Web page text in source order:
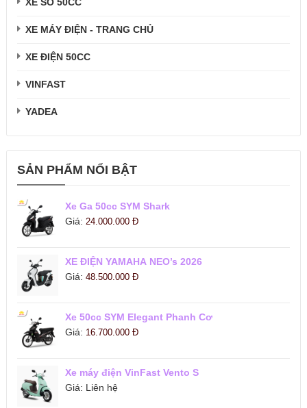
XE MÁY ĐIỆN - TRANG CHỦ
XE ĐIỆN 50CC
VINFAST
YADEA
SẢN PHẨM NỔI BẬT
Xe Ga 50cc SYM Shark
Giá: 24.000.000 Đ
XE ĐIỆN YAMAHA NEO’s 2026
Giá: 48.500.000 Đ
Xe 50cc SYM Elegant Phanh Cơ
Giá: 16.700.000 Đ
Xe máy điện VinFast Vento S
Giá: Liên hệ